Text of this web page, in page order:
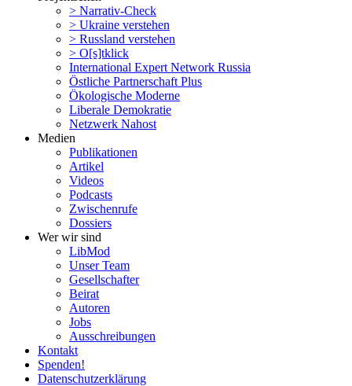
> Narrativ-Check
> Ukraine verstehen
> Russland verstehen
> O[s]tklick
Inter­na­tional Expert Network Russia
Östliche Partner­schaft Plus
Ökolo­gische Moderne
Liberale Demokratie
Netzwerk Nahost
Medien
Publi­ka­tionen
Artikel
Videos
Podcasts
Zwischenrufe
Dossiers
Wer wir sind
LibMod
Unser Team
Gesell­schafter
Beirat
Autoren
Jobs
Ausschrei­bungen
Kontakt
Spenden!
Daten­schutz­er­klärung